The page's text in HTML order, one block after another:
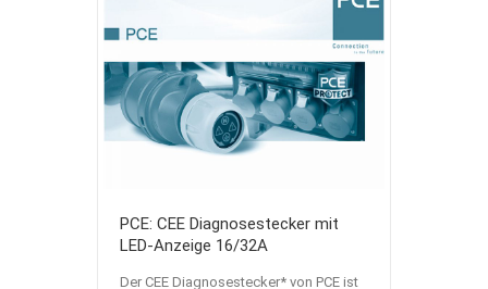
PCE: CEE Diagnosestecker mit
LED-Anzeige 16/32A
Der CEE Diagnosestecker* von PCE ist